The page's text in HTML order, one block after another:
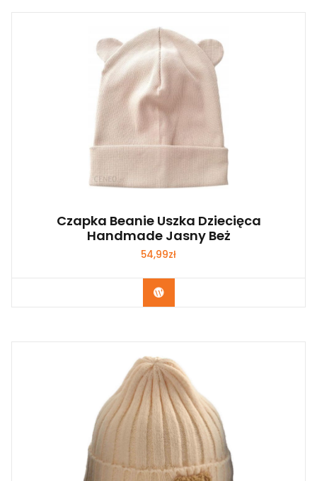
Czapka Beanie Uszka Dziecięca
Handmade Jasny Beż
54,99zł
Kup Teraz